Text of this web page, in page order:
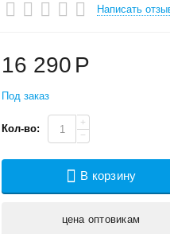
Написать
16 290 Р
Под заказ
Кол-во:
+
−
В корзину
цена оптовикам